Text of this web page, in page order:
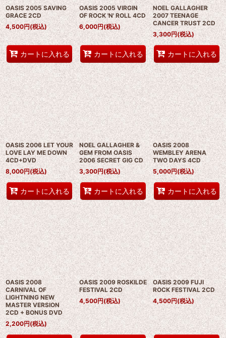
OASIS 2005 SAVING
GRACE 2CD
4,500円(税込)
カートに入れる
OASIS 2005 VIRGIN
OF ROCK 'N' ROLL 4CD
6,000円(税込)
カートに入れる
NOEL GALLAGHER
2007 TEENAGE
CANCER TRUST 2CD
3,300円(税込)
カートに入れる
OASIS 2006 LET YOUR
LOVE LAY ME DOWN
4CD+DVD
8,000円(税込)
カートに入れる
NOEL GALLAGHER &
GEM FROM OASIS
2006 SECRET GIG CD
3,300円(税込)
カートに入れる
OASIS 2008
WEMBLEY ARENA
TWO DAYS 4CD
5,000円(税込)
カートに入れる
OASIS 2008
CARNIVAL OF
LIGHTNING NEW
MASTER VERSION
2CD + BONUS DVD
2,200円(税込)
OASIS 2009 ROSKILDE
FESTIVAL 2CD
4,500円(税込)
OASIS 2009 FUJI
ROCK FESTIVAL 2CD
4,500円(税込)